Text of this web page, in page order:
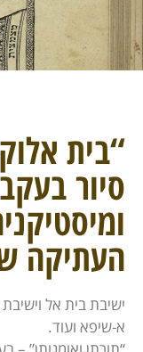
“בית
סיור
העתיקה
ישיבת בית אל
א-שיפא ועוד.